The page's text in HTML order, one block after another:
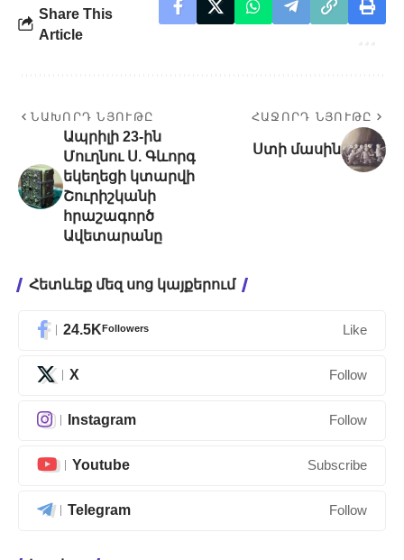
Share This
Article
ՆԱԽՈՐԴ ՆՅՈՒԹԸ
Ապրիլի 23-ին
Մուղնու Ս. Գևորգ
եկեղեցի կտարվի
Շուրիշկանի
հրաշագործ
Ավետարանը
ՀԱՋՈՐԴ ՆՅՈՒԹԸ
Ստի մասին
Հետևեք մեզ սոց կայքերում
24.5KFollowers Like
X Follow
Instagram Follow
Youtube Subscribe
Telegram Follow